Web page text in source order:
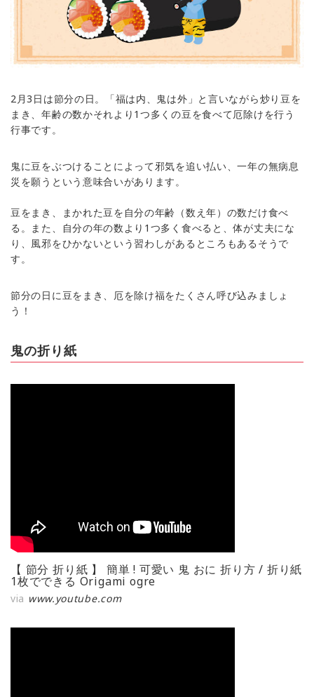
2月3日は節分の日。「福は内、鬼は外」と言いながら炒り豆を
まき、年齢の数かそれより1つ多くの豆を食べて厄除けを行う
行事です。
鬼に豆をぶつけることによって邪気を追い払い、一年の無病息
災を願うという意味合いがあります。
豆をまき、まかれた豆を自分の年齢（数え年）の数だけ食べ
る。また、自分の年の数より1つ多く食べると、体が丈夫にな
り、風邪をひかないという習わしがあるところもあるそうで
す。
節分の日に豆をまき、厄を除け福をたくさん呼び込みましょ
う！
鬼の折り紙
【 節分 折り紙 】 簡単 ! 可愛い 鬼 おに 折り方 / 折り紙
1枚でできる Origami ogre
via www.youtube.com